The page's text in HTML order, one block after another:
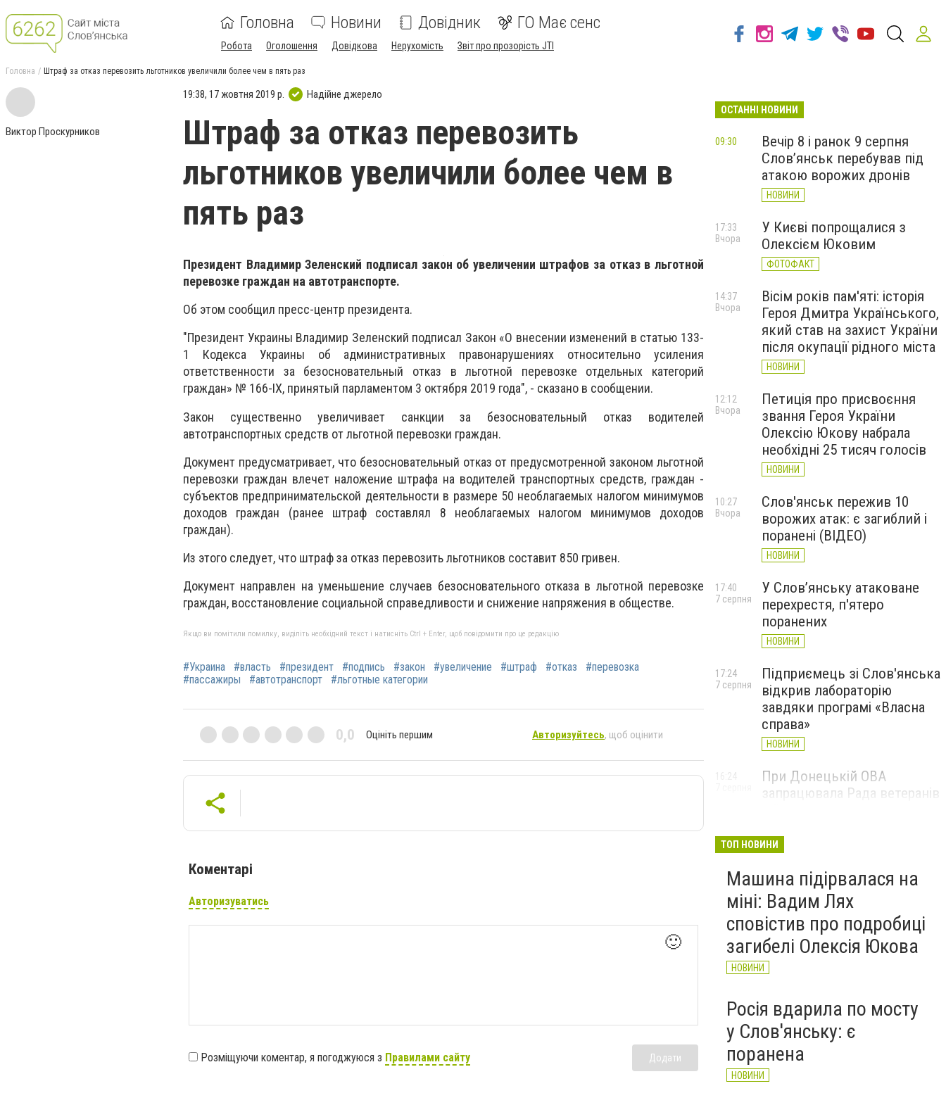
Головна Новини Довідник ГО Має сенс
Робота Оголошення Довідкова Нерухомість Звіт про прозорість JTI
Головна Штраф за отказ перевозить льготников увеличили более чем в пять раз
Виктор Проскурников
19:38, 17 жовтня 2019 р. Надійне джерело
Штраф за отказ перевозить
льготников увеличили более чем в
пять раз
Президент Владимир Зеленский подписал закон об увеличении штрафов за отказ в льготной
перевозке граждан на автотранспорте.
Об этом сообщил пресс-центр президента.
"Президент Украины Владимир Зеленский подписал Закон «О внесении изменений в статью 133-
1 Кодекса Украины об административных правонарушениях относительно усиления
ответственности за безосновательный отказ в льготной перевозке отдельных категорий
граждан» № 166-ІХ, принятый парламентом 3 октября 2019 года", - сказано в сообщении.
Закон существенно увеличивает санкции за безосновательный отказ водителей
автотранспортных средств от льготной перевозки граждан.
Документ предусматривает, что безосновательный отказ от предусмотренной законом льготной
перевозки граждан влечет наложение штрафа на водителей транспортных средств, граждан -
субъектов предпринимательской деятельности в размере 50 необлагаемых налогом минимумов
доходов граждан (ранее штраф составлял 8 необлагаемых налогом минимумов доходов
граждан).
Из этого следует, что штраф за отказ перевозить льготников составит 850 гривен.
Документ направлен на уменьшение случаев безосновательного отказа в льготной перевозке
граждан, восстановление социальной справедливости и снижение напряжения в обществе.
Якщо ви помітили помилку, виділіть необхідний текст і натисніть Ctrl + Enter, щоб повідомити про це редакцію
#Украина #власть #президент #подпись #закон #увеличение #штраф #отказ
#перевозка
#пассажиры
#автотранспорт #льготные категории
0,0 Оцініть першим Авторизуйтесь, щоб оцінити
Коментарі
Авторизуватись
🙂
Розміщуючи коментар, я погоджуюся з Правилами сайту Додати
ОСТАННІ НОВИНИ
Вечір 8 і ранок 9 серпня
Слов’янськ перебував під
атакою ворожих дронів
НОВИНИ
09:30
У Києві попрощалися з
Олексієм Юковим
ФОТОФАКТ
17:33
Вчора
Вісім років пам'яті: історія
Героя Дмитра Українського,
який став на захист України
після окупації рідного міста
НОВИНИ
14:37
Вчора
Петиція про присвоєння
звання Героя України
Олексію Юкову набрала
необхідні 25 тисяч голосів
НОВИНИ
12:12
Вчора
Слов'янськ пережив 10
ворожих атак: є загиблий і
поранені (ВІДЕО)
НОВИНИ
10:27
Вчора
У Слов’янську атаковане
перехрестя, п'ятеро
поранених
НОВИНИ
17:40
7 серпня
Підприємець зі Слов'янська
відкрив лабораторію
завдяки програмі «Власна
справа»
НОВИНИ
17:24
7 серпня
При Донецькій ОВА
запрацювала Рада ветеранів
ТОП НОВИНИ
Машина підірвалася на
міні: Вадим Лях
сповістив про подробиці
загибелі Олексія Юкова
НОВИНИ
Росія вдарила по мосту
у Слов'янську: є
поранена
НОВИНИ